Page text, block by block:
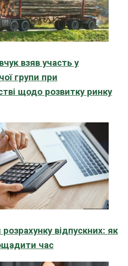
взяв участь у
групи при
щодо розвитку ринку
відпускних: як
час